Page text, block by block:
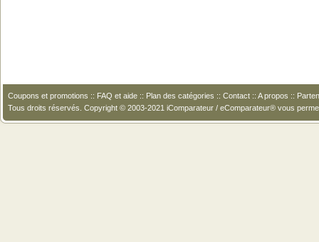
Coupons et promotions :: FAQ et aide :: Plan des catégories :: Contact :: A propos ::
Tous droits réservés. Copyright © 2003-2021 iComparateur / eComparateur® vous